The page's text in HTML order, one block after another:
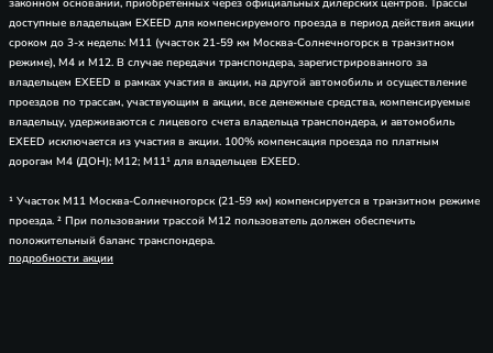
законном основании, приобретённых через официальных дилерских центров. Трассы
доступные владельцам EXEED для компенсируемого проезда в период действия акции
сроком до 3-х недель: М11 (участок 21-59 км Москва-Солнечногорск в транзитном
режиме), М4 и М12. В случае передачи транспондера, зарегистрированного за
владельцем EXEED в рамках участия в акции, на другой автомобиль и осуществление
проездов по трассам, участвующим в акции, все денежные средства, компенсируемые
владельцу, удерживаются с лицевого счета владельца транспондера, и автомобиль
EXEED исключается из участия в акции. 100% компенсация проезда по платным
дорогам М4 (ДОН); М12; М11¹ для владельцев EXEED.
¹ Участок М11 Москва-Солнечногорск (21-59 км) компенсируется в транзитном режиме
проезда. ² При пользовании трассой М12 пользователь должен обеспечить
положительный баланс транспондера.
подробности акции